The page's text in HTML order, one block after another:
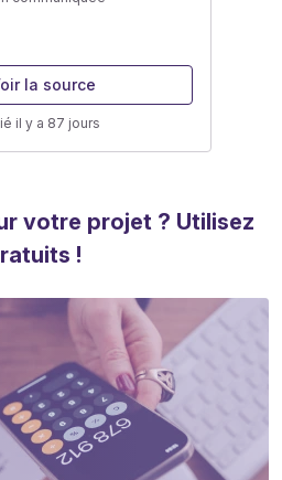
la source
il y a 87 jours
votre projet ? Utilisez
!